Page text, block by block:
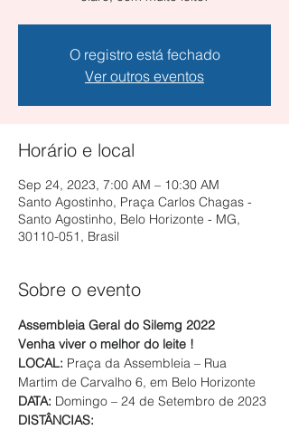
O registro está fechado
Ver outros eventos
Horário e local
Sep 24, 2023, 7:00 AM – 10:30 AM
Santo Agostinho, Praça Carlos Chagas -
Santo Agostinho, Belo Horizonte - MG,
30110-051, Brasil
Sobre o evento
Assembleia Geral do Silemg 2022
Venha viver o melhor do leite !
LOCAL: Praça da Assembleia – Rua
Martim de Carvalho 6, em Belo Horizonte
DATA: Domingo – 24 de Setembro de 2023
DISTÂNCIAS: